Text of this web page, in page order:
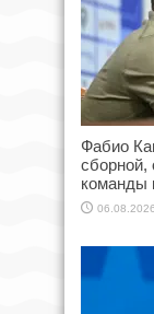
Фабио
команды